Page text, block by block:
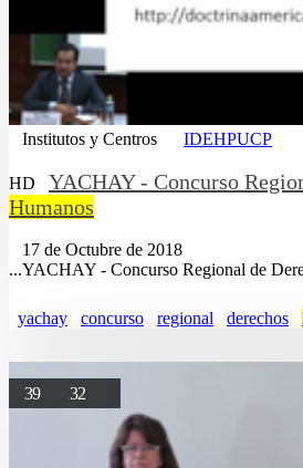
Institutos y Centros IDEHPUCP
HD
YACHAY - Concurso
Humanos
17 de Octubre de 2018
...YACHAY - Concurso Regional de
yachay concurso regional derechos
39 32